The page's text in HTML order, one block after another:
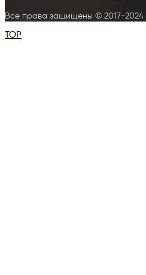
Все права защищены © 2017-2024
TOP